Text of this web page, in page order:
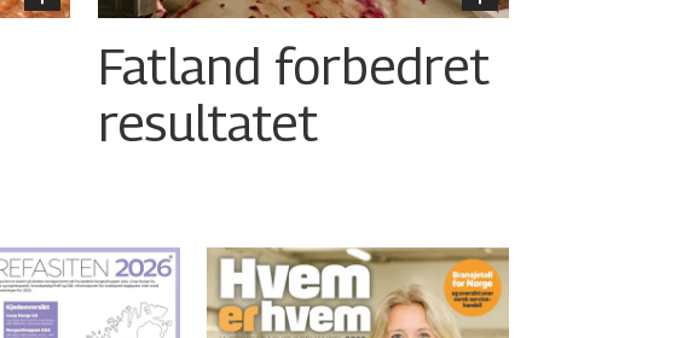
Fatland forbedret
resultatet